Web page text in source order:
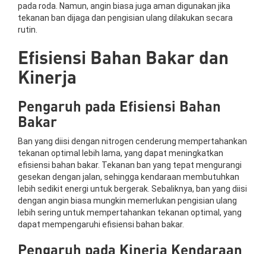
pada roda. Namun, angin biasa juga aman digunakan jika
tekanan ban dijaga dan pengisian ulang dilakukan secara
rutin.
Efisiensi Bahan Bakar dan
Kinerja
Pengaruh pada Efisiensi Bahan
Bakar
Ban yang diisi dengan nitrogen cenderung mempertahankan
tekanan optimal lebih lama, yang dapat meningkatkan
efisiensi bahan bakar. Tekanan ban yang tepat mengurangi
gesekan dengan jalan, sehingga kendaraan membutuhkan
lebih sedikit energi untuk bergerak. Sebaliknya, ban yang diisi
dengan angin biasa mungkin memerlukan pengisian ulang
lebih sering untuk mempertahankan tekanan optimal, yang
dapat mempengaruhi efisiensi bahan bakar.
Pengaruh pada Kinerja Kendaraan